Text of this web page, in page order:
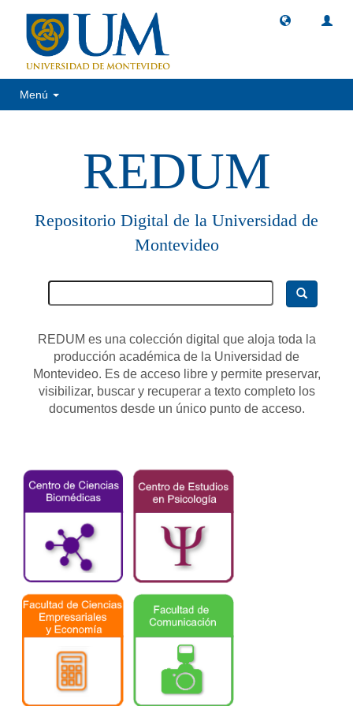
Menú
REDUM
Repositorio Digital de la Universidad de
Montevideo
REDUM es una colección digital que aloja toda la
producción académica de la Universidad de
Montevideo. Es de acceso libre y permite preservar,
visibilizar, buscar y recuperar a texto completo los
documentos desde un único punto de acceso.